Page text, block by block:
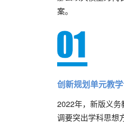
案。
创新规划单元教
2022年，新版义务
调要突出学科思想